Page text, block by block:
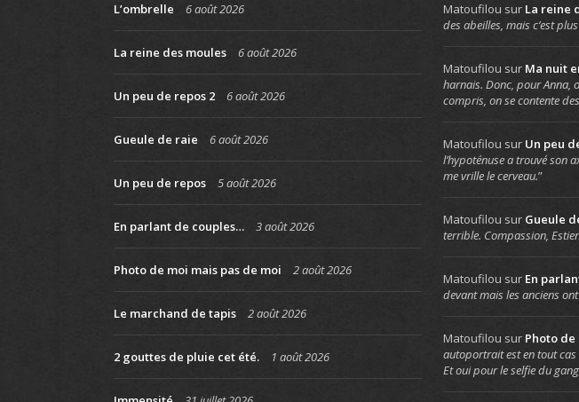
L’ombrelle 6 août 2026
La reine des moules 6 août 2026
Un peu de repos 2 6 août 2026
Gueule de raie 6 août 2026
Un peu de repos 5 août 2026
En parlant de couples… 3 août 2026
Photo de moi mais pas de moi 2 août 2026
Le marchand de tapis 2 août 2026
2 gouttes de pluie cet été. 1 août 2026
Matoufilou sur La reine
des abeilles, mais c’est
Matoufilou sur Ma nuit
harnais. Donc, pour Anna,
compris, on se contente
Matoufilou sur Un peu
l’hypoténuse a trouvé son
me vrille le cerveau.”
Matoufilou sur Gueule
terrible. Compassion,
Matoufilou sur En
devant mais les anciens
Matoufilou sur Photo de
autoportrait est en tout
Et oui pour le selfie du